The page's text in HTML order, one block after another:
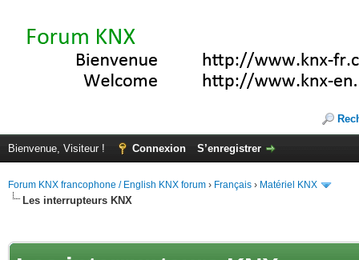
Bienvenue, Visiteur ! Connexion S’enregistrer
Forum KNX francophone / English KNX forum › Français › Matériel KNX
Les interrupteurs KNX